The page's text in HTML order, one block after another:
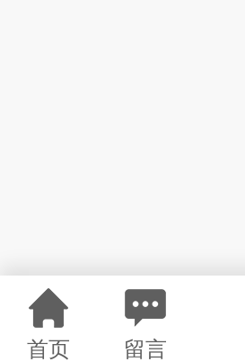
首页 留言